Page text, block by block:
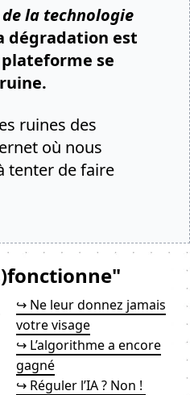
la technologie
dégradation est
se
ruines des
où nous
tenter de faire
↪ Ne leur donnez jamais
votre visage
↪ L’algorithme a encore
gagné
↪ Réguler l’IA ? Non !